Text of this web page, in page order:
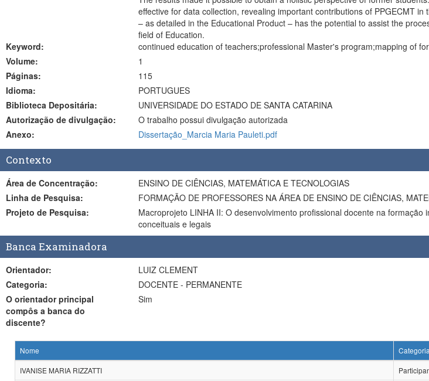
effective for data collection, revealing important contributions of PPGECMT
– as detailed in the Educational Product – has the potential to assist the
field of Education.
Keyword:
continued education of teachers;professional Master's program;mapping of
Volume:
1
Páginas:
115
Idioma:
PORTUGUES
Biblioteca Depositária:
UNIVERSIDADE DO ESTADO DE SANTA CATARINA
Autorização de divulgação:
O trabalho possui divulgação autorizada
Anexo:
Dissertação_Marcia Maria Pauleti.pdf
Contexto
Área de Concentração:
ENSINO DE CIÊNCIAS, MATEMÁTICA E TECNOLOGIAS
Linha de Pesquisa:
FORMAÇÃO DE PROFESSORES NA ÁREA DE ENSINO DE CIÊNCIAS,
Projeto de Pesquisa:
Macroprojeto LINHA II: O desenvolvimento profissional docente na
conceituais e legais
Banca Examinadora
Orientador:
LUIZ CLEMENT
Categoria:
DOCENTE - PERMANENTE
O orientador principal
compôs a banca do
discente?
Sim
Nome
Categoria
IVANISE MARIA RIZZATTI